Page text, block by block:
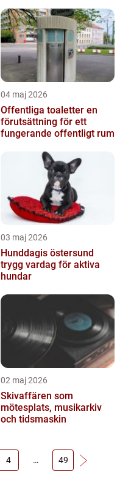
04 maj 2026
Offentliga toaletter en
förutsättning för ett
fungerande offentligt rum
03 maj 2026
Hunddagis östersund
trygg vardag för aktiva
hundar
02 maj 2026
Skivaffären som
mötesplats, musikarkiv
och tidsmaskin
4 … 49